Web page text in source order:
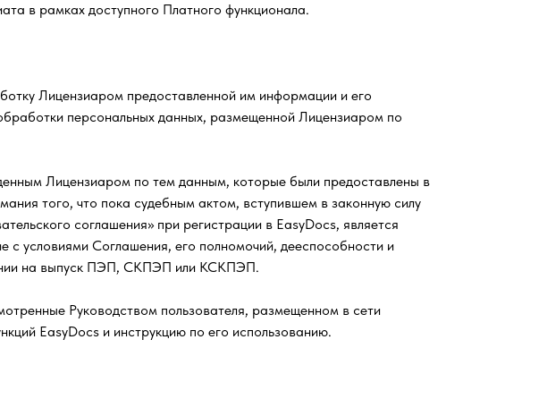
в рамках доступного Платного функционала.
Лицензиаром предоставленной им информации и его
персональных данных, размещенной Лицензиаром по
Лицензиаром по тем данным, которые были предоставлены в
того, что пока судебным актом, вступившем в законную силу
соглашения» при регистрации в EasyDocs, является
с условиями Соглашения, его полномочий, дееспособности и
на выпуск ПЭП, СКПЭП или КСКПЭП.
Руководством пользователя, размещенном в сети
EasyDocs и инструкцию по его использованию.